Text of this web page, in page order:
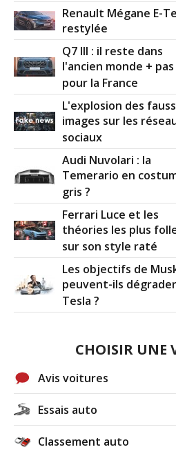
Renault Mégane E-
restylée
Q7 III : il reste dans
l'ancien monde + pas
pour la France
L'explosion des
images sur les
sociaux
Audi Nuvolari : la
Temerario en
gris ?
Ferrari Luce et les
théories les plus
sur son style raté
Les objectifs de
peuvent-ils
Tesla ?
CHOISIR UNE
Avis voitures
Essais auto
Classement auto